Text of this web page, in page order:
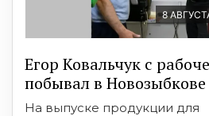
8
Егор Ковальчук с
побывал в Новозыбкове
На выпуске продукции для